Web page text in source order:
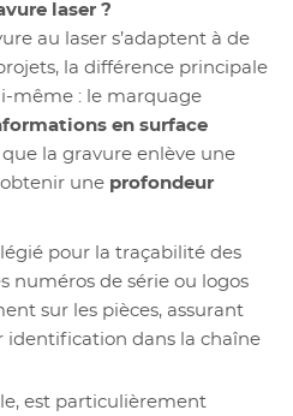
laser ?
au laser s’adaptent à de
la différence principale
même : le marquage
en surface
que la gravure enlève une
une profondeur
pour la traçabilité des
numéros de série ou logos
sur les pièces, assurant
identification dans la chaîne
est particulièrement